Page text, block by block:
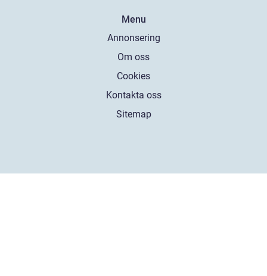
Menu
Annonsering
Om oss
Cookies
Kontakta oss
Sitemap